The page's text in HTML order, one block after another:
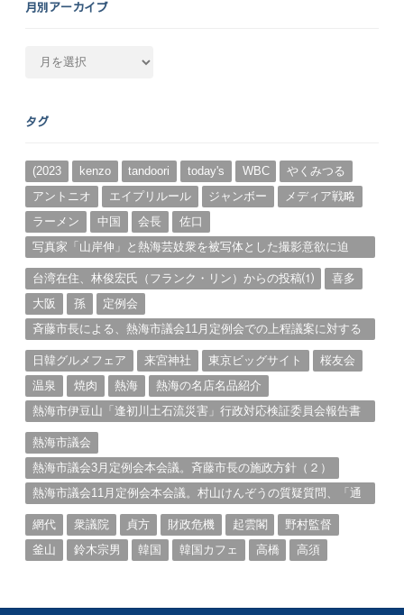
月別アーカイブ
カ
ブ
タグ
(2023 kenzo tandoori today's WBC
やくみつる
アントニオ
エイプリルール ジャンボー
メディア戦略
ラーメン
中国 会長
佐口
写真家「山岸伸」と熱海芸妓衆を被写体とした撮影意欲に迫
台湾在住、林俊宏氏（フランク・リン）からの投稿⑴
喜多
大阪
孫
定例会
斉藤市長による、熱海市議会11月定例会での上程議案に対する
日韓グルメフェア
来宮神社 東京ビッグサイト
桜友会
温泉
焼肉 熱海
熱海の名店名品紹介
熱海市伊豆山「逢初川土石流災害」行政対応検証委員会報告書
熱海市議会
熱海市議会3月定例会本会議。斉藤市長の施政方針（２）
熱海市議会11月定例会本会議。村山けんぞうの質疑質問、「通
網代
衆議院 貞方 財政危機 起雲閣
野村監督
釜山
鈴木宗男 韓国 韓国カフェ 高橋 高須